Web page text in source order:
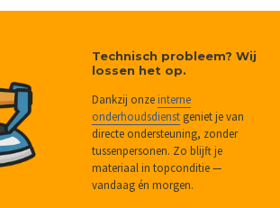
Technisch probleem? Wij
lossen het op.
Dankzij onzeinterne
onderhoudsdienst geniet je van
directe ondersteuning, zonder
tussenpersonen. Zo blijft je
materiaal in topconditie —
vandaag én morgen.